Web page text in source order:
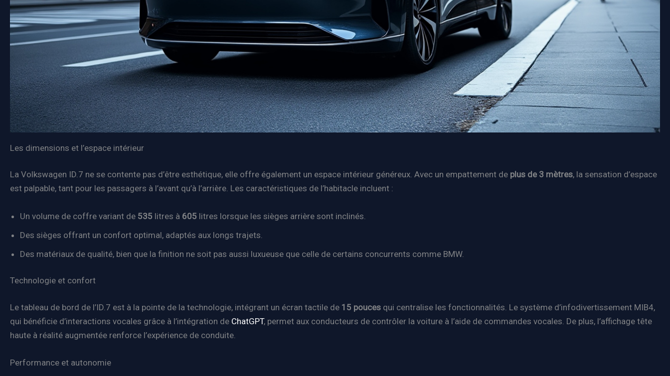
Les dimensions et l’espace intérieur
La Volkswagen ID.7 ne se contente pas d’être esthétique, elle offre également un espace intérieur généreux. Avec un empattement de plus de 3 mètres, la sensation d’espace
est palpable, tant pour les passagers à l’avant qu’à l’arrière. Les caractéristiques de l’habitacle incluent :
Un volume de coffre variant de 535 litres à 605 litres lorsque les sièges arrière sont inclinés.
Des sièges offrant un confort optimal, adaptés aux longs trajets.
Des matériaux de qualité, bien que la finition ne soit pas aussi luxueuse que celle de certains concurrents comme BMW.
Technologie et confort
Le tableau de bord de l’ID.7 est à la pointe de la technologie, intégrant un écran tactile de 15 pouces qui centralise les fonctionnalités. Le système d’infodivertissement MIB4,
qui bénéficie d’interactions vocales grâce à l’intégration de ChatGPT, permet aux conducteurs de contrôler la voiture à l’aide de commandes vocales. De plus, l’affichage tête
haute à réalité augmentée renforce l’expérience de conduite.
Performance et autonomie